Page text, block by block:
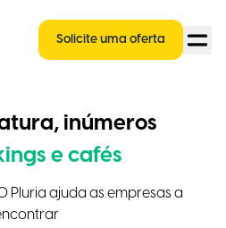
Solicite uma oferta
inúmeros
e cafés
Pluria ajuda as empresas a